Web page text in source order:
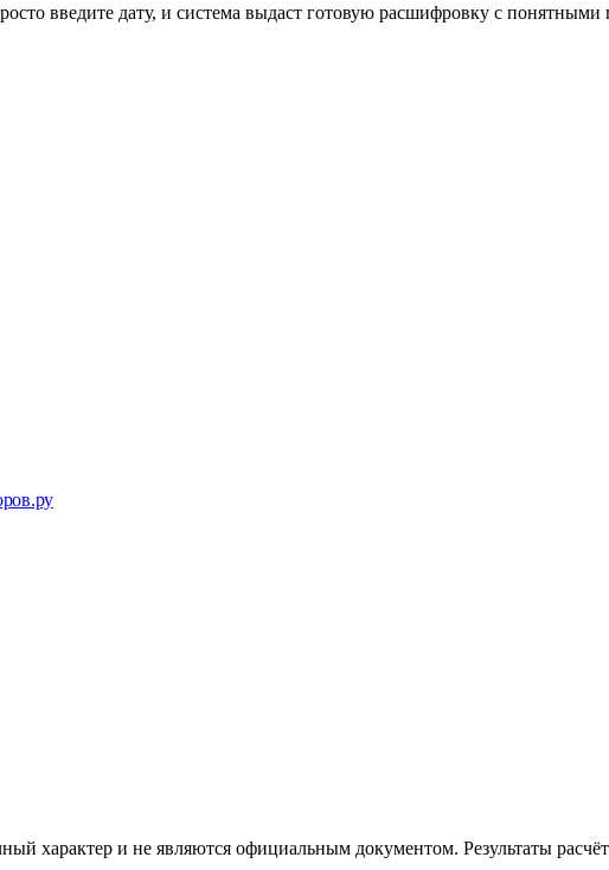
введите дату, и система выдаст готовую расшифровку с понятными
характер и не являются официальным документом. Результаты